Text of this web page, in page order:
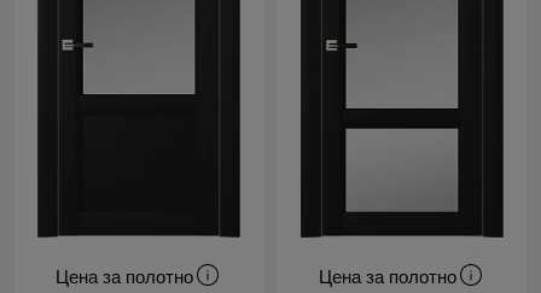
Цена за полотно Цена за полотно